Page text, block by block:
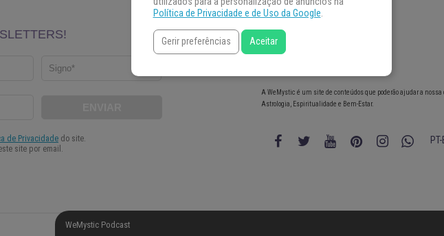
A WeMystic é um site de conteúdos que poderão ajudar a
Astrologia, Espiritualidade e Bem-Estar.
WeMystic Podcast
Política de Privacidade e de Uso da Google.
Gerir preferências Aceitar